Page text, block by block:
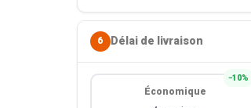
6 Délai de livraison
−10%
Économique